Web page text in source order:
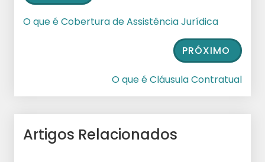
O que é Cobertura de Assistência Jurídica
PRÓXIMO
O que é Cláusula Contratual
Artigos Relacionados